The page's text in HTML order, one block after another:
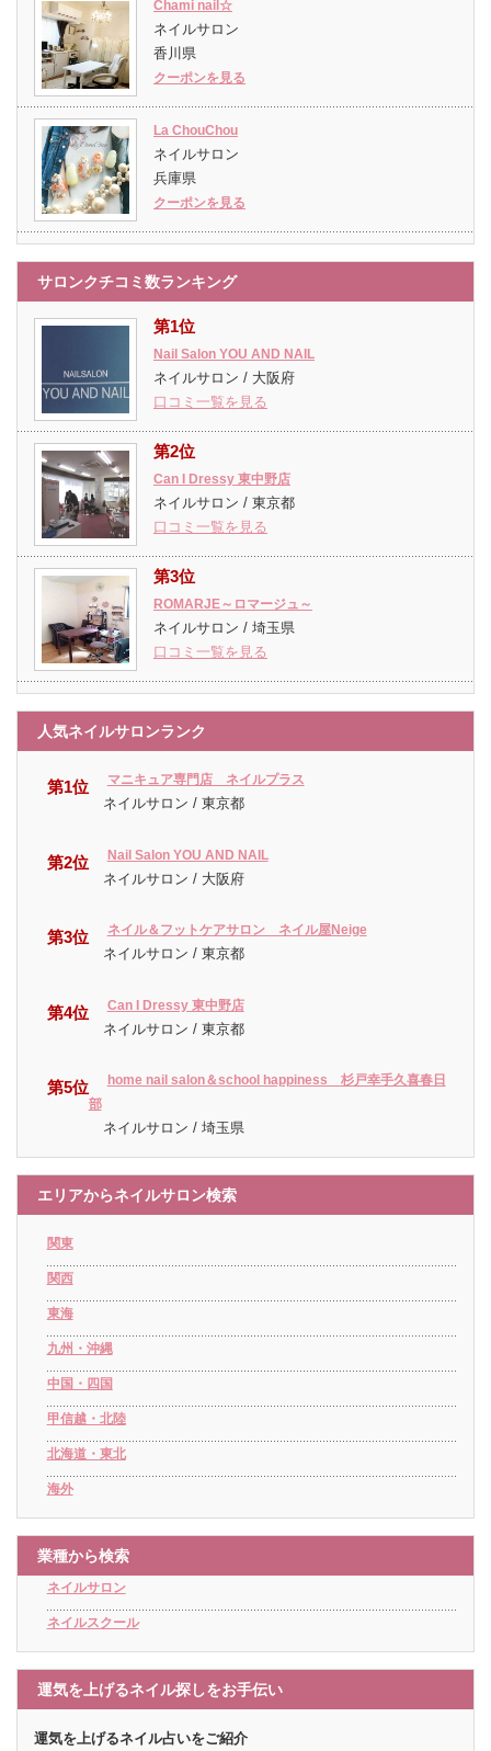
Chami nail☆
ネイルサロン
香川県
クーポンを見る
La ChouChou
ネイルサロン
兵庫県
クーポンを見る
サロンクチコミ数ランキング
第1位
Nail Salon YOU AND NAIL
ネイルサロン / 大阪府
口コミ一覧を見る
第2位
Can I Dressy 東中野店
ネイルサロン / 東京都
口コミ一覧を見る
第3位
ROMARJE～ロマージュ～
ネイルサロン / 埼玉県
口コミ一覧を見る
人気ネイルサロンランク
第1位 マニキュア専門店 ネイルプラス
ネイルサロン / 東京都
第2位 Nail Salon YOU AND NAIL
ネイルサロン / 大阪府
第3位 ネイル＆フットケアサロン ネイル屋Neige
ネイルサロン / 東京都
第4位 Can I Dressy 東中野店
ネイルサロン / 東京都
第5位
home nail salon＆school happiness 杉戸幸手久喜春日
部
ネイルサロン / 埼玉県
エリアからネイルサロン検索
関東
関西
東海
九州・沖縄
中国・四国
甲信越・北陸
北海道・東北
海外
業種から検索
ネイルサロン
ネイルスクール
運気を上げるネイル探しをお手伝い
運気を上げるネイル占いをご紹介